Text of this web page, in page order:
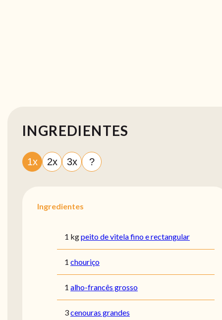
INGREDIENTES
1x 2x 3x ?
Ingredientes
1 kgpeito de vitela fino e rectangular
1 chouriço
1 alho-francês grosso
3cenouras grandes